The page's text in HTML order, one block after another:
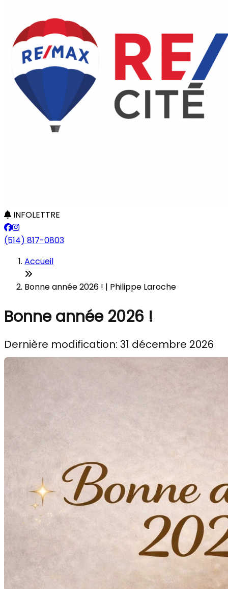
INFOLETTRE
(514) 817-0803
Accueil
Bonne année 2026 ! | Philippe Laroche
Bonne année 2026 !
Dernière modification: 31 décembre 2026